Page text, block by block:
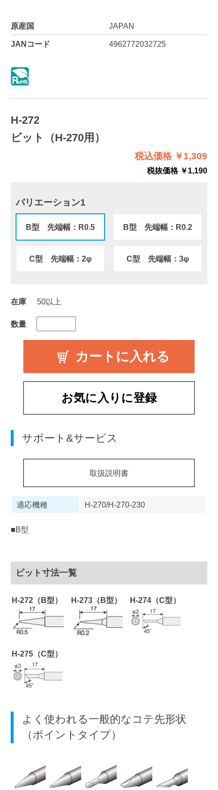
原産国 JAPAN
JANコード 4962772032725
H-272
ビット（H-270用）
税込価格 ￥1,309
税抜価格 ￥1,190
バリエーション1
B型 先端幅：R0.5 B型 先端幅：R0.2
C型 先端幅：2φ C型 先端幅：3φ
在庫 50以上
数量
お気に入りに登録
サポート&サービス
取扱説明書
適応機種 H-270/H-270-230
■B型
ビット寸法一覧
H-272（B型） H-273（B型） H-274（C型）
H-275（C型）
よく使われる一般的なコテ先形状
（ポイントタイプ）